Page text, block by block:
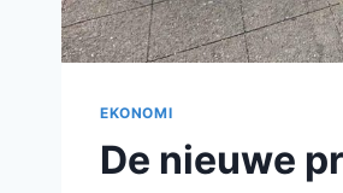
EKONOMI
De nieuwe